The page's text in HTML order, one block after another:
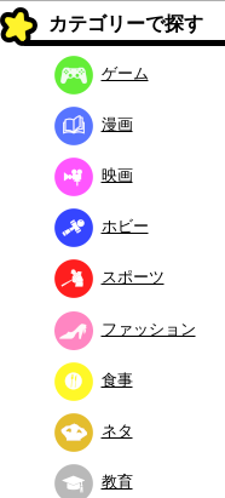
カテゴリーで探す
ゲーム
漫画
映画
ホビー
スポーツ
ファッション
食事
ネタ
教育